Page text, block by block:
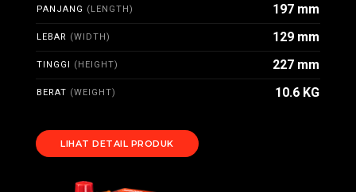
PANJANG (LENGTH) 197 mm
LEBAR (WIDTH) 129 mm
TINGGI (HEIGHT) 227 mm
BERAT (WEIGHT) 10.6 KG
LIHAT DETAIL PRODUK